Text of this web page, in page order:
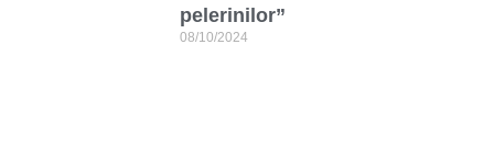
pelerinilor”
08/10/2024